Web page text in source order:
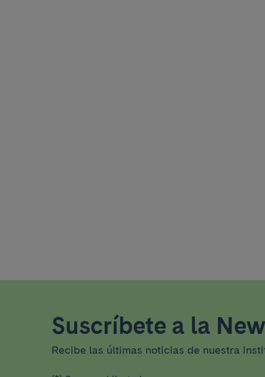
Suscríbete a la
Recibe las últimas noticias de nuestra